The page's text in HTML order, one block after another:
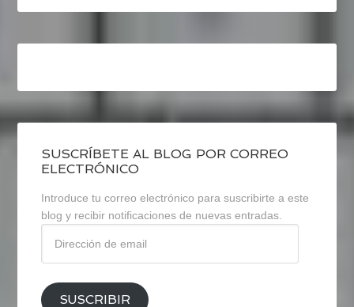
SUSCRÍBETE AL BLOG POR CORREO
ELECTRÓNICO
Introduce tu correo electrónico para suscribirte a este
blog y recibir notificaciones de nuevas entradas.
email
SUSCRIBIR